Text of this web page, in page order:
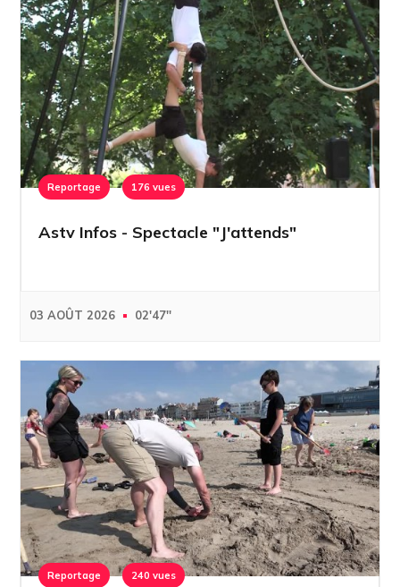
Reportage 176 vues
Astv Infos - Spectacle "J'attends"
03 AOÛT 2026 02'47''
Reportage 240 vues